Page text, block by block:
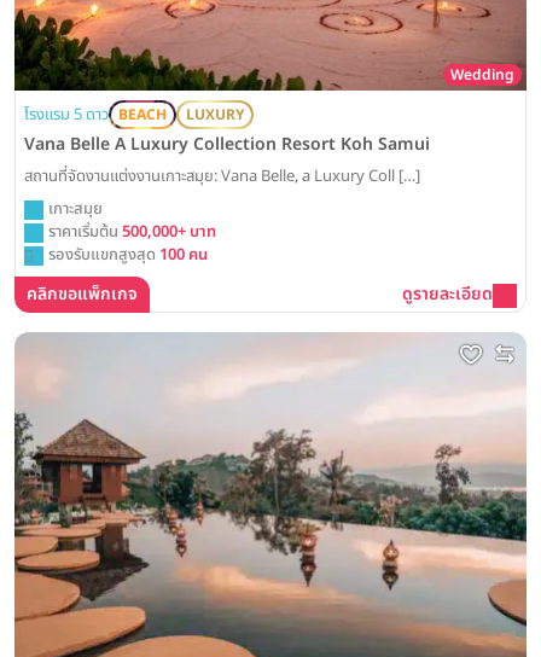
Wedding
โรงแรม 5 ดาว BEACH LUXURY
Vana Belle A Luxury Collection Resort Koh Samui
สถานที่จัดงานแต่งงานเกาะสมุย: Vana Belle, a Luxury Coll […]
เกาะสมุย
ราคาเริ่มต้น 500,000+ บาท
รองรับแขกสูงสุด 100 คน
คลิกขอแพ็กเกจ ดูรายละเอียด